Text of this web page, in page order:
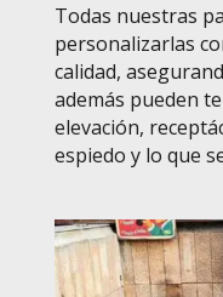
Todas nuestras
personalizarlas
calidad,
además pueden
elevación,
espiedo y lo que